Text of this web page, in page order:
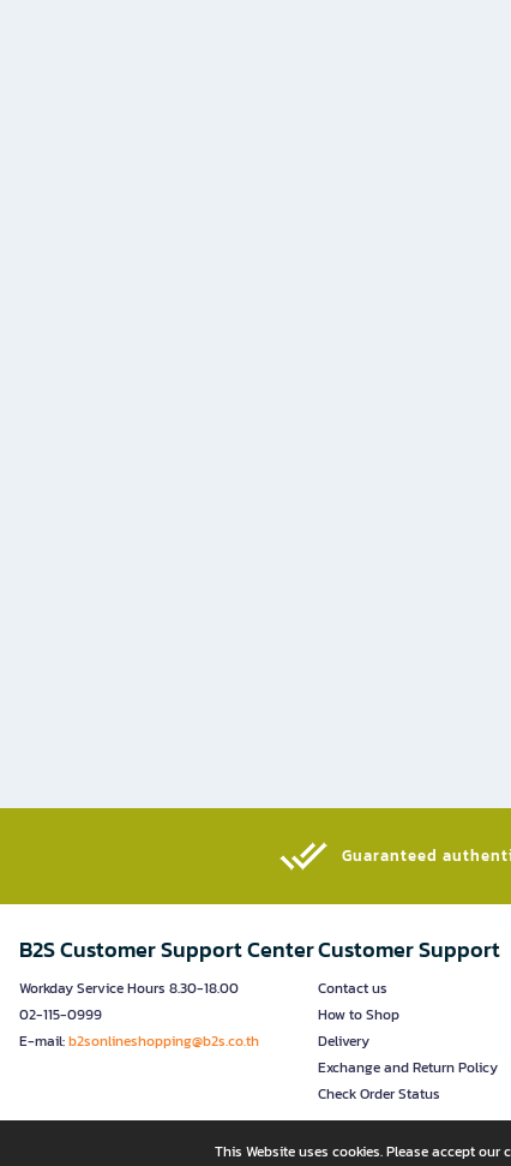
Guaranteed
B2S Customer Support Center
Workday Service Hours 8.30-18.00
02-115-0999
E-mail:b2sonlineshopping@b2s.co.th
Customer Support
Contact us
How to Shop
Delivery
Exchange and Return Policy
Check Order Status
This Website uses cookies. Please accept